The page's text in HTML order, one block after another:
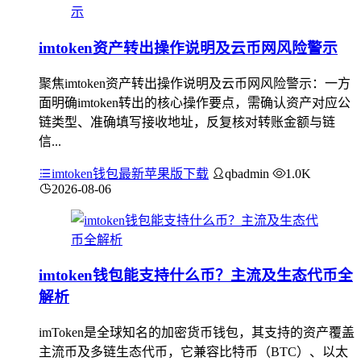
imtoken资产转出操作说明及云币网风险警示
聚焦imtoken资产转出操作说明及云币网风险警示：一方
面明确imtoken转出的核心操作要点，需确认资产对应公
链类型、准确填写接收地址，反复核对转账金额与链
信...
imtoken钱包最新苹果版下载 qbadmin
1.0K
2026-08-06
imtoken钱包能支持什么币？主流及生态代币全
解析
imToken是全球知名的加密货币钱包，其支持的资产覆盖
主流币及多链生态代币，它兼容比特币（BTC）、以太